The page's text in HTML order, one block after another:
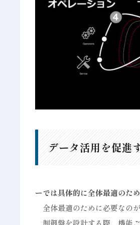
データ活用を促進
ーでは具体的に全体最適のた
全体最適のために必要なの
制御盤を設計する際、機能